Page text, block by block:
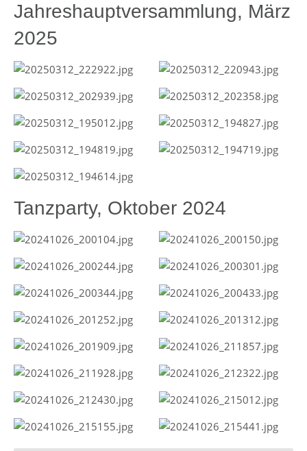
Jahreshauptversammlung, März
2025
Tanzparty, Oktober 2024